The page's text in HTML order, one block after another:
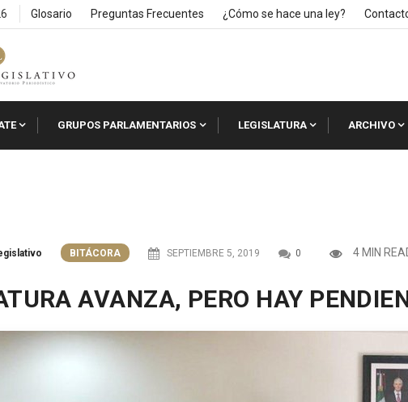
Glosario Preguntas Frecuentes ¿Cómo se hace una ley?
GRUPOS PARLAMENTARIOS LEGISLATURA ARCHIVO
BITÁCORA SEPTIEMBRE 5, 2019 0 4 MIN
AVANZA, PERO HAY